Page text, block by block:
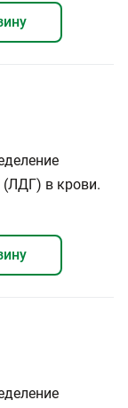
(ЛДГ) в крови.